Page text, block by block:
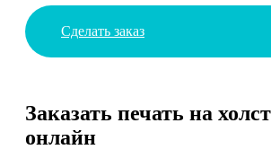
Сделать заказ
Заказать печать на
онлайн